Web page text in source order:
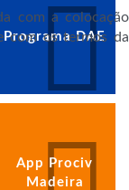
Programa DAE
App Prociv
Madeira
com a colocação
com os termos da